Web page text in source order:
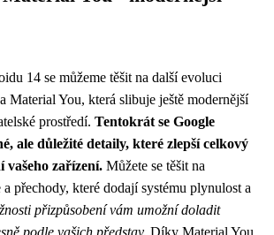
14 se můžeme těšit na další evoluci
Material You, která slibuje ještě modernější
prostředí. Tentokrát se Google
ale důležité detaily, které zlepší celkový
vašeho zařízení. Můžete se těšit na
a přechody, které dodají systému plynulost a
přizpůsobení vám umožní doladit
podle vašich představ. Díky Material You